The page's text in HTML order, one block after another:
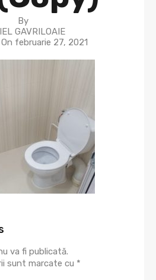
By
GAVRILOAIE
februarie 27, 2021
va fi publicată.
sunt marcate cu *